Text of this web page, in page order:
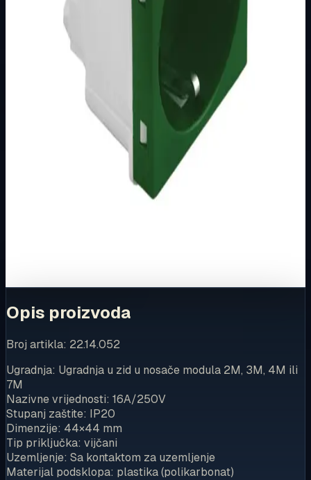
Kratak pregled
Broj artikla: 22.14.052 Ugradnja: Ugradnja u zid u nosače
modula 2M, 3M, 4M ili 7M Nazivne vrijednosti: 16A/250V
Stupanj zaštite: IP20 Dimen…
Dostupno za kupnju u internetskoj trgovini Živić-
Ovaj proizvod možete kupiti u našoj internetskoj trgovini.
Opis proizvoda
Broj artikla: 22.14.052
Ugradnja: Ugradnja u zid u nosače modula 2M, 3M, 4M ili
7M
Nazivne vrijednosti: 16A/250V
Stupanj zaštite: IP20
Dimenzije: 44×44 mm
Tip priključka: vijčani
Uzemljenje: Sa kontaktom za uzemljenje
Materijal podsklopa: plastika (polikarbonat)